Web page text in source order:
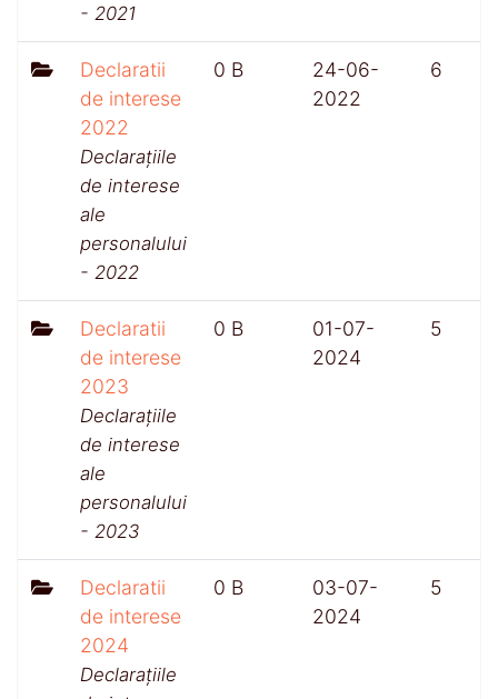
- 2021
Declaratii
de interese
2022
Declarațiile
de interese
ale
personalului
- 2022
0 B
24-06-
2022
6
Declaratii
de interese
2023
Declarațiile
de interese
ale
personalului
- 2023
0 B
01-07-
2024
5
Declaratii
de interese
2024
Declarațiile
0 B
03-07-
2024
5